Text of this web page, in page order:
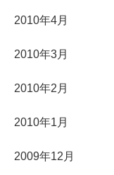
2010年4月
2010年3月
2010年2月
2010年1月
2009年12月